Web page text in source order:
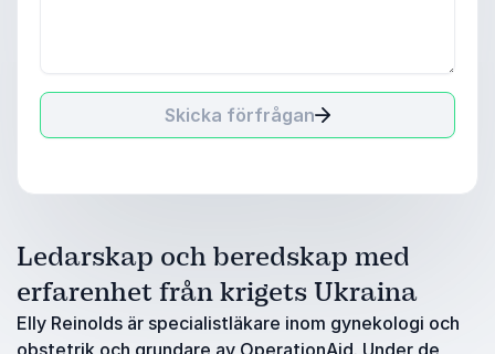
Skicka förfrågan
Ledarskap och beredskap med
erfarenhet från krigets Ukraina
Elly Reinolds är specialistläkare inom gynekologi och
obstetrik och grundare av OperationAid. Under de